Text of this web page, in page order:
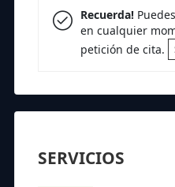
Recuerda!
en cualquier
petición de cita.
SERVICIOS